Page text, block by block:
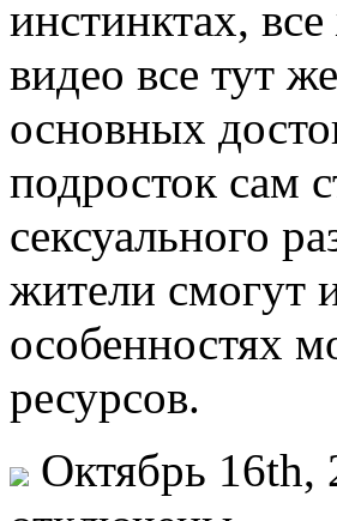
инстинктах,
видео все тут
основных
подросток сам
сексуального
жители смогут
особенностях
ресурсов.
Октябрь 16th,